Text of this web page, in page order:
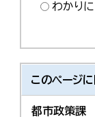
わかり
このページ
都市政策課